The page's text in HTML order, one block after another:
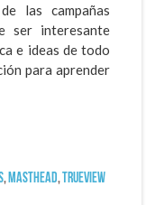
las campañas
ser interesante
e ideas de todo
para aprender
, Masthead, Trueview